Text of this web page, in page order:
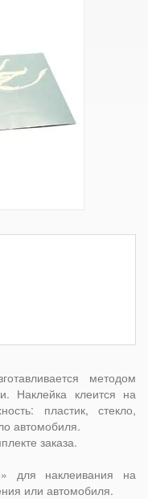
методом
Наклейка клеится на
пластик, стекло,
автомобиля.
заказа.
для наклеивания на
или автомобиля.